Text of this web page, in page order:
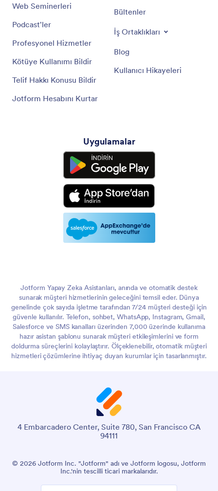
Web Seminerleri
Podcast'ler
Profesyonel Hizmetler
Kötüye Kullanımı Bildir
Telif Hakkı Konusu Bildir
Jotform Hesabını Kurtar
Bültenler
İş Ortaklıkları
Blog
Kullanıcı Hikayeleri
Uygulamalar
Jotform Yapay Zeka Asistanları, anında ve otomatik destek
sunarak müşteri hizmetlerinin geleceğini temsil eder. Dünya
genelinde çok sayıda işletme tarafından 7/24 müşteri desteği için
güvenle kullanılır. Telefon, sohbet, WhatsApp, Instagram, Gmail,
Salesforce ve SMS kanalları üzerinden 7,000 üzerinde kullanıma
hazır asistan şablonu sunarak müşteri etkileşimlerini ve form
doldurma süreçlerini kolaylaştırır. Ölçeklenebilir, otomatik müşteri
hizmetleri çözümlerine ihtiyaç duyan kurumlar için tasarlanmıştır.
4 Embarcadero Center, Suite 780, San Francisco CA
94111
© 2026 Jotform Inc. "Jotform" adı ve Jotform logosu, Jotform
Inc.'nin tescilli ticari markalarıdır.